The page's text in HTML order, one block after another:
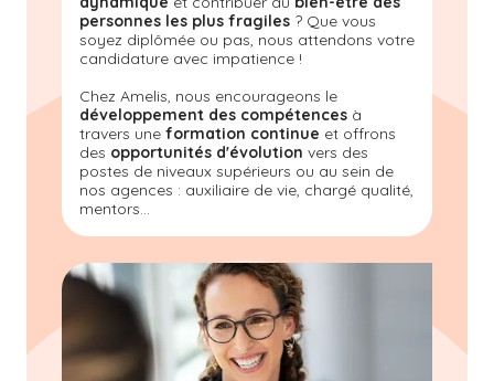
personnes les plus fragiles ? Que vous
soyez diplômée ou pas, nous attendons votre
candidature avec impatience !
Chez Amelis, nous encourageons le
développement des compétences à
travers une formation continue et offrons
des opportunités d'évolution vers des
postes de niveaux supérieurs ou au sein de
nos agences : auxiliaire de vie, chargé qualité,
mentors...